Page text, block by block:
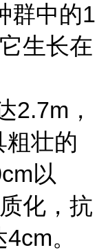
群中的1
生长在
2.7m，
壮的
以
化，抗
。